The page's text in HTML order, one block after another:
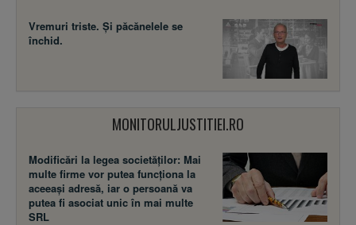
Vremuri triste. Şi păcănelele se
închid.
MONITORULJUSTITIEI.RO
Modificări la legea societăţilor: Mai
multe firme vor putea funcţiona la
aceeaşi adresă, iar o persoană va
putea fi asociat unic în mai multe
SRL